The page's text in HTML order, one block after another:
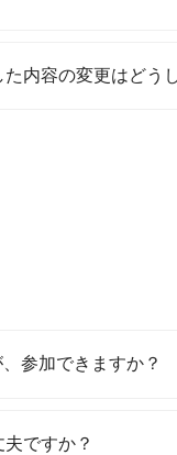
内容の変更はどう
参加できますか？
ですか？